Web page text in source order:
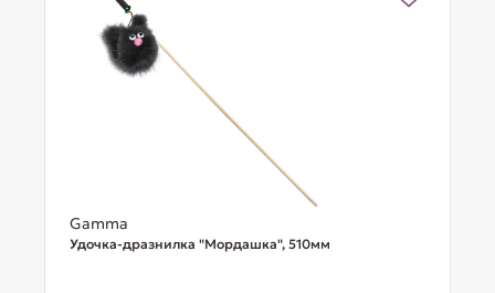
Gamma
Удочка-дразнилка "Мордашка", 510мм